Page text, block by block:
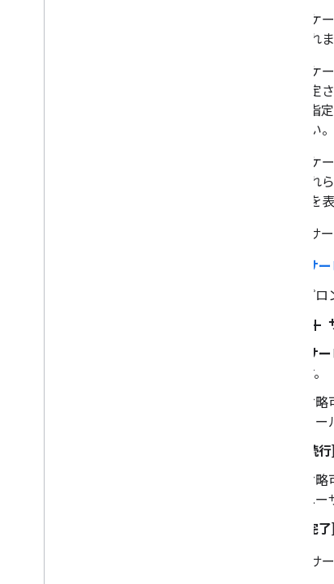
アプリケ
設定されま
アプリケ
的に設定
ープを指
ください。
アプリケ
ルでこれ
証情報を
まず、サ
サ
プ
add
サ
す。
省略
ロ
続行
省略
ユ
完了
次に、サ